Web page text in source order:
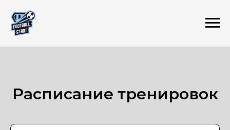
Расписание тренировок